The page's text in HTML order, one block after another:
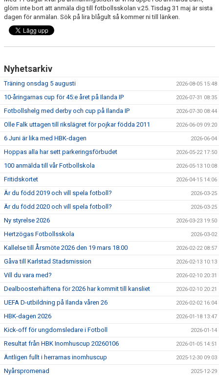
FRISPARKEN
BLI MEDLEM
MATCHER
KONTAKTER & LAG
SPONSORER
glöm inte bort att anmäla dig till fotbollsskolan v.25. Tisdag 31 maj är sista
dagen för anmälan. Sök på lira blågult så kommer ni till länken.
Nyhetsarkiv
Träning onsdag 5 augusti 2026-08-05 15:48
10-åringarnas cup för 45:e året på Ilanda IP 2026-07-31 08:35
Fotbollshelg med derby och cup på Ilanda IP 2026-07-30 08:44
Olle Falk uttagen till rikslägret för pojkar födda 2011 2026-06-09 09:20
6 Juni är lika med HBK-dagen 2026-06-04
Hoppas alla har sett parkeringsförbudet 2026-05-22 17:50
100 anmälda till vår Fotbollskola 2026-05-13 10:08
Fritidskortet 2026-04-15 14:06
Är du född 2019 och vill spela fotboll? 2026-03-25
Är du född 2020 och vill spela fotboll? 2026-03-25
Ny styrelse 2026 2026-03-23 19:50
Hertzögas Fotbollsskola 2026-03-02
Kallelse till Årsmöte 2026 den 19 mars 18.00 2026-02-22 08:57
Gåva till Karlstad Stadsmission 2026-02-13 10:13
Vill du vara med? 2026-02-10 20:31
Dealboosterhäftena för 2026 har kommit till kansliet 2026-02-10 20:21
UEFA D-utbildning på Ilanda våren 26 2026-02-02 16:04
HBK-dagen 2026 2026-01-18 13:47
Kick-off för ungdomsledare i Fotboll 2026-01-14
Resultat från HBK Inomhuscup 20260106 2026-01-05 14:51
Äntligen fullt i herrarnas inomhuscup 2025-12-30 09:03
Nyårspromenad 2025-12-29